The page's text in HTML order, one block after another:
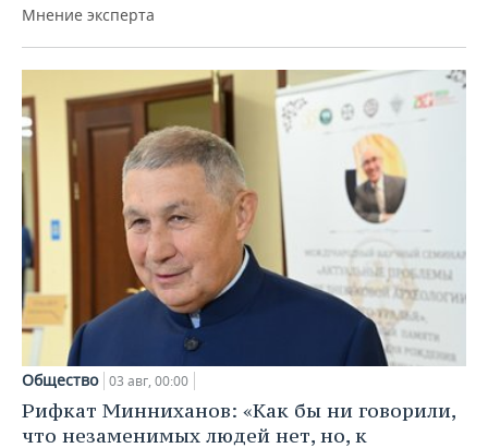
Мнение эксперта
Общество 03 авг, 00:00
Рифкат Минниханов: «Как бы ни говорили,
что незаменимых людей нет, но, к